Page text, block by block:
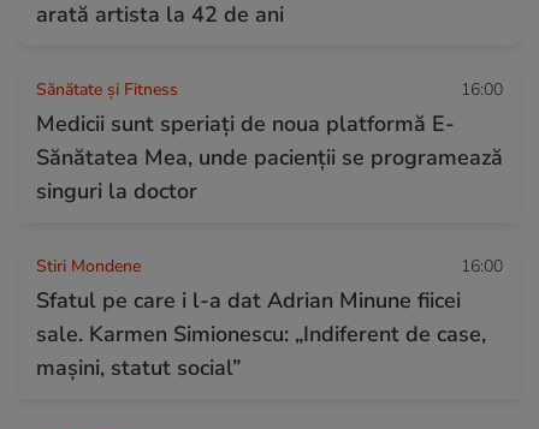
arată artista la 42 de ani
Sănătate și Fitness 16:00
Medicii sunt speriați de noua platformă E-
Sănătatea Mea, unde pacienții se programează
singuri la doctor
Stiri Mondene 16:00
Sfatul pe care i l-a dat Adrian Minune fiicei
sale. Karmen Simionescu: „Indiferent de case,
mașini, statut social”